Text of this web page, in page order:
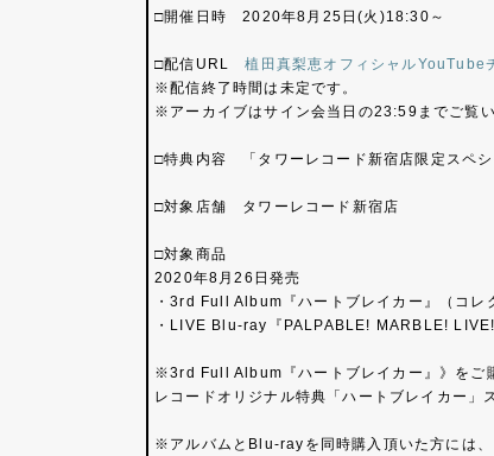
□開催日時 2020年8月25日(火)18:30～
□配信URL植田真梨恵オフィシャルYouTube
※配信終了時間は未定です。
※アーカイブはサイン会当日の23:59までご覧い
□特典内容 「タワーレコード新宿店限定スペシ
□対象店舗 タワーレコード新宿店
□対象商品
2020年8月26日発売
・3rd Full Album『ハートブレイカー』（コレ
・LIVE Blu-ray『PALPABLE! MARBLE!
※3rd Full Album『ハートブレイカー』》をご
レコードオリジナル特典「ハートブレイカー」
※アルバムとBlu-rayを同時購入頂いた方には